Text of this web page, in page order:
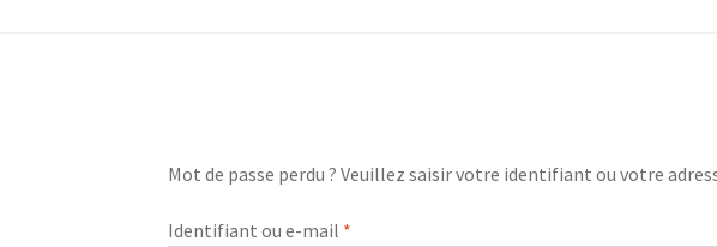
Mot de passe perdu ? Veuillez saisir votre identifiant ou votre
Identifiant ou e-mail *